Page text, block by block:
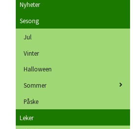
Nyheter
Sesong
Jul
Vinter
Halloween
Sommer
Påske
Leker